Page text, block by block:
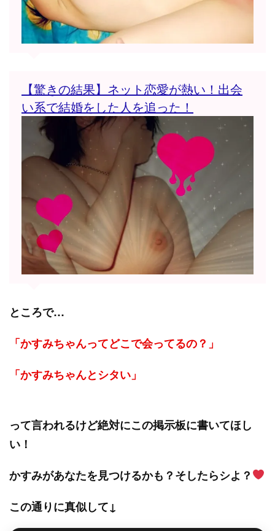
【驚きの結果】ネット恋愛が熱い！出会
い系で結婚をした人を追った！
ところで…
「かすみちゃんってどこで会ってるの？」
「かすみちゃんとシタい」
って言われるけど絶対にこの掲示板に書いてほし
い！
かすみがあなたを見つけるかも？そしたらシよ？
この通りに真似して↓